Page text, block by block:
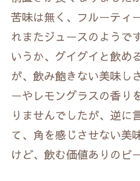
苦味は無く、フルーティ
れまたジュースのようで
いうか、グイグイと飲め
が、飲み飽きない美味し
ーやレモングラスの香り
りませんでしたが、逆に
て、角を感じさせない美
けど、飲む価値ありのビ